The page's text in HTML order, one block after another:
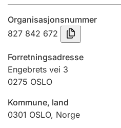
Innsending og
Jeger
Organisasjonsnummer
827 842 672
Forretningsadresse
Engebrets vei 3
0275 OSLO
Kommune, land
0301 OSLO, Norge